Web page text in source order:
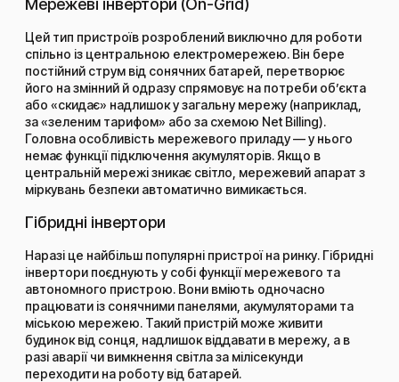
Мережеві інвертори (On-Grid)
Цей тип пристроїв розроблений виключно для роботи
спільно із центральною електромережею. Він бере
постійний струм від сонячних батарей, перетворює
його на змінний й одразу спрямовує на потреби об’єкта
або «скидає» надлишок у загальну мережу (наприклад,
за «зеленим тарифом» або за схемою Net Billing).
Головна особливість мережевого приладу — у нього
немає функції підключення акумуляторів. Якщо в
центральній мережі зникає світло, мережевий апарат з
міркувань безпеки автоматично вимикається.
Гібридні інвертори
Наразі це найбільш популярні пристрої на ринку. Гібридні
інвертори поєднують у собі функції мережевого та
автономного пристрою. Вони вміють одночасно
працювати із сонячними панелями, акумуляторами та
міською мережею. Такий пристрій може живити
будинок від сонця, надлишок віддавати в мережу, а в
разі аварії чи вимкнення світла за мілісекунди
переходити на роботу від батарей.